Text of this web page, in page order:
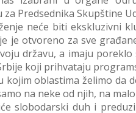
Predsednika Skupštine
neće biti ekskluzivni
je otvoreno za sve
državu, a imaju
koji prihvataju
oblastima želimo da
na neke od njih, na
slobodarski duh i